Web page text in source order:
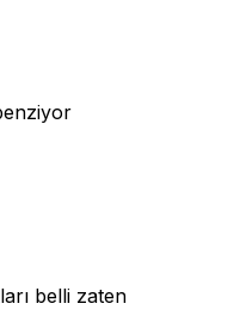
belli zaten